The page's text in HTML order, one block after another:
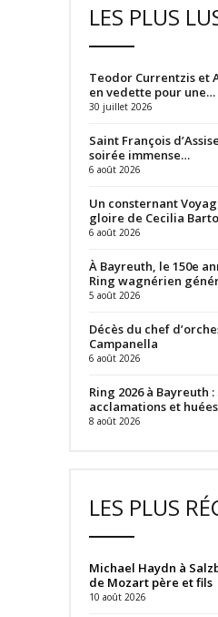
LES PLUS
Teodor Currentzis et
en vedette pour une…
30 juillet 2026
Saint François
soirée immense…
6 août 2026
Un consternant
gloire de Cecilia
6 août 2026
À Bayreuth, le 150e
Ring wagnérien
5 août 2026
Décès du chef
Campanella
6 août 2026
Ring 2026 à Bayreuth
acclamations et huées
8 août 2026
LES PLUS
Michael Haydn à
de Mozart père et fils
10 août 2026